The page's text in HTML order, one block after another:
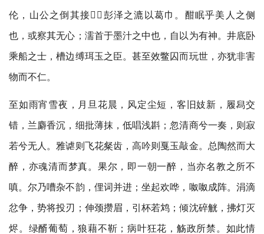
伦，山公之倒其接，彭泽之漉以葛巾。酣眠乎美人之侧
也，或察其无心；濡首于墨汁之中也，自以为有神。井底卧
乘船之士，槽边缚珥玉之臣。甚至效鳖囚而玩世，亦犹非害
物而不仁。
至如雨宵雪夜，月旦花晨，风定尘短，客旧妓新，履舄交
错，兰麝香沉，细批薄抹，低唱浅斟；忽清商兮一奏，则寂
若兮无人。雅谑则飞花粲齿，高吟则戛玉敲金。总陶然而大
醉，亦魂清而梦真。果尔，即一朝一醉，当亦名教之所不
嗔。尔乃嘈杂不韵，俚词并进；坐起欢哗，呶呶成阵。涓滴
忿争，势将投刃；伸颈攒眉，引杯若鸩；倾沈碎觥，拂灯灭
烬。绿醑葡萄，狼藉不靳；病叶狂花，觞政所禁。如此情